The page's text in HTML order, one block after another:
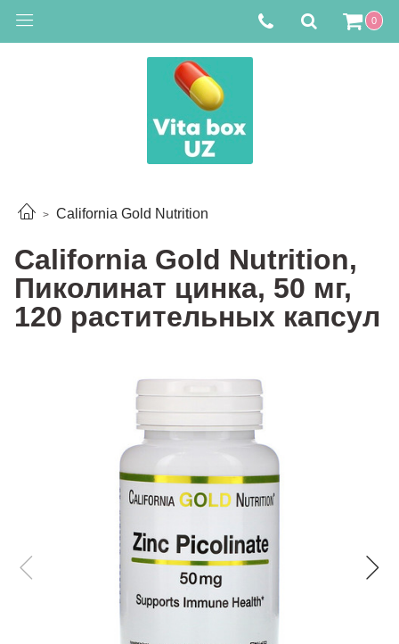
0
California Gold Nutrition
California Gold Nutrition,
Пиколинат цинка, 50 мг,
120 растительных капсул